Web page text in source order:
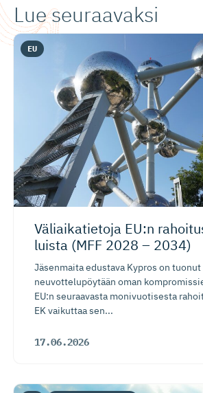
Lue seuraavaksi
Väliaikatietoja EU:n
luista (MFF 2028 – 2034)
Jäsenmaita edustava Kypros on tuonut
neuvottelupöytään oman
EU:n seuraavasta monivuotisesta
EK vaikuttaa sen...
17.06.2026
EU